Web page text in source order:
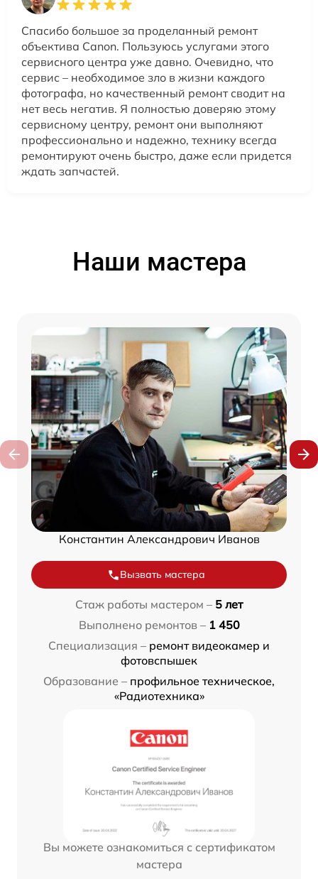
Спасибо большое за проделанный ремонт
объектива Canon. Пользуюсь услугами этого
сервисного центра уже давно. Очевидно, что
сервис – необходимое зло в жизни каждого
фотографа, но качественный ремонт сводит на
нет весь негатив. Я полностью доверяю этому
сервисному центру, ремонт они выполняют
профессионально и надежно, технику всегда
ремонтируют очень быстро, даже если придется
ждать запчастей.
Наши мастера
Константин Александрович Иванов
Вызвать мастера
Стаж работы мастером – 5 лет
Выполнено ремонтов – 1 450
Специализация – ремонт видеокамер и
фотовспышек
Образование – профильное техническое,
«Радиотехника»
Вы можете ознакомиться с сертификатом
мастера